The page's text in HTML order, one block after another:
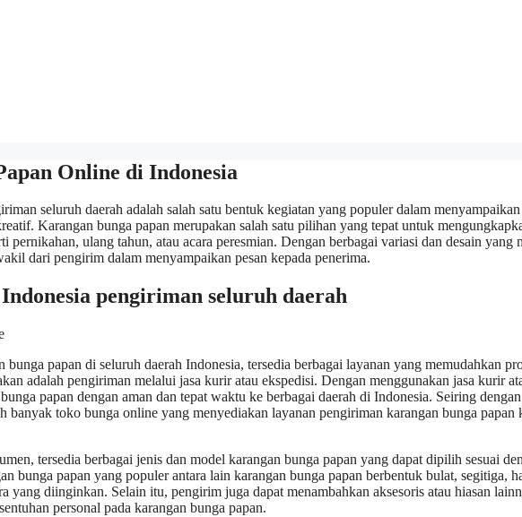
Online di Indonesia
seluruh daerah adalah salah satu bentuk kegiatan yang populer dalam menyampaikan
Karangan bunga papan merupakan salah satu pilihan yang tepat untuk
pernikahan, ulang tahun, atau acara peresmian. Dengan berbagai variasi dan desain yang
dari pengirim dalam menyampaikan pesan kepada penerima.
pengiriman seluruh daerah
papan di seluruh daerah Indonesia, tersedia berbagai layanan yang memudahkan
adalah pengiriman melalui jasa kurir atau ekspedisi. Dengan menggunakan jasa kurir
papan dengan aman dan tepat waktu ke berbagai daerah di Indonesia. Seiring
banyak toko bunga online yang menyediakan layanan pengiriman karangan bunga papan
tersedia berbagai jenis dan model karangan bunga papan yang dapat dipilih sesuai
bunga papan yang populer antara lain karangan bunga papan berbentuk bulat, segitiga,
yang diinginkan. Selain itu, pengirim juga dapat menambahkan aksesoris atau hiasan
personal pada karangan bunga papan.